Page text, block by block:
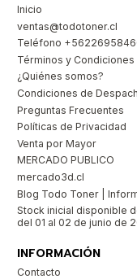
Inicio
ventas@todotoner.cl
Teléfono
Términos y Condiciones
¿Quiénes somos?
Condiciones de
Preguntas Frecuentes
Políticas de Privacidad
Venta por Mayor
MERCADO PUBLICO
mercado3d.cl
Blog Todo Toner |
Stock inicial disponible
del 01 al 02 de junio de
INFORMACIÓN
Contacto